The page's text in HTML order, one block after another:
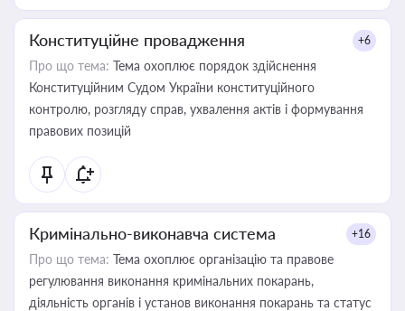
Конституційне провадження +6
Про що тема: Тема охоплює порядок здійснення
Конституційним Судом України конституційного
контролю, розгляду справ, ухвалення актів і формування
правових позицій
Кримінально-виконавча система +16
Про що тема: Тема охоплює організацію та правове
регулювання виконання кримінальних покарань,
діяльність органів і установ виконання покарань та статус